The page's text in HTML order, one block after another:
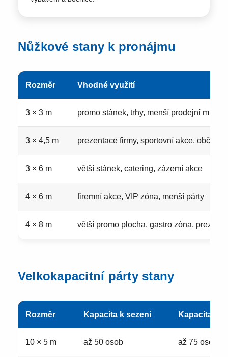
Nůžkové stany k pronájmu
Rozměr Vhodné využití
3 × 3 m promo stánek, trhy, menší prodejní místo
3 × 4,5 m prezentace firmy, sportovní akce,
3 × 6 m větší stánek, catering, zázemí akce
4 × 6 m firemní akce, VIP zóna, menší párty
4 × 8 m větší promo plocha, gastro zóna,
Velkokapacitní párty stany
Rozměr Kapacita k sezení Kapacita ke
10 × 5 m až 50 osob až 75 osob